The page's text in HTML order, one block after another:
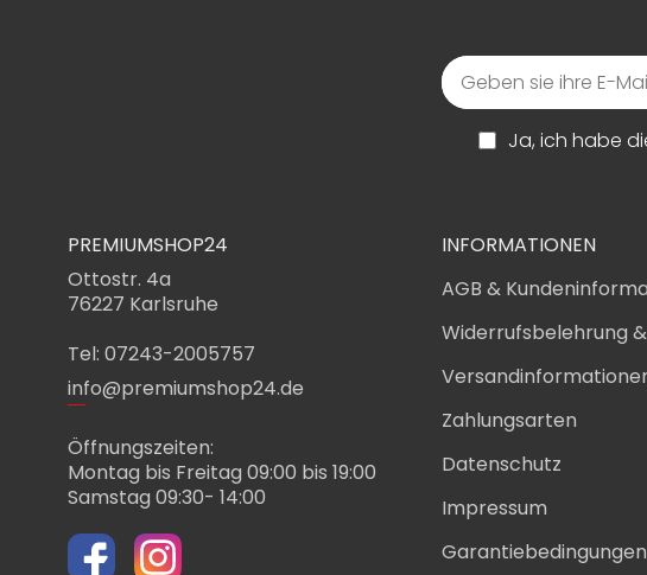
Ja, ich habe
PREMIUMSHOP24
Ottostr. 4a
76227 Karlsruhe
Tel: 07243-2005757
info@premiumshop24.de
Öffnungszeiten:
Montag bis Freitag 09:00 bis 19:00
Samstag 09:30- 14:00
INFORMATIONEN
AGB &
Widerrufsbelehrung
Zahlungsarten
Datenschutz
Impressum
Garantiebedingungen